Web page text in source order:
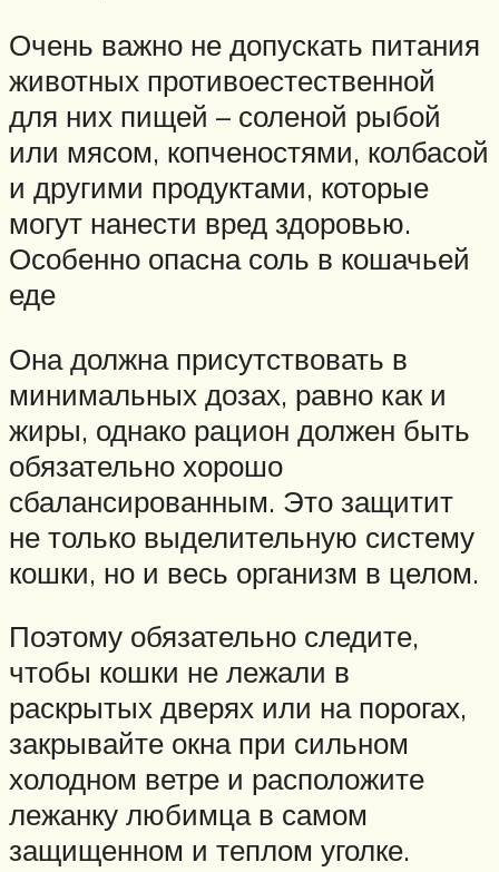
Очень важно не допускать питания
животных противоестественной
для них пищей – соленой рыбой
или мясом, копченостями, колбасой
и другими продуктами, которые
могут нанести вред здоровью.
Особенно опасна соль в кошачьей
еде
Она должна присутствовать в
минимальных дозах, равно как и
жиры, однако рацион должен быть
обязательно хорошо
сбалансированным. Это защитит
не только выделительную систему
кошки, но и весь организм в целом.
Поэтому обязательно следите,
чтобы кошки не лежали в
раскрытых дверях или на порогах,
закрывайте окна при сильном
холодном ветре и расположите
лежанку любимца в самом
защищенном и теплом уголке.